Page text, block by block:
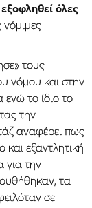
όλες
νόμιμες
τους
νόμου και στην
το ίδιο το
την
αναφέρει πως
εξαντλητική
για την
τα
σε